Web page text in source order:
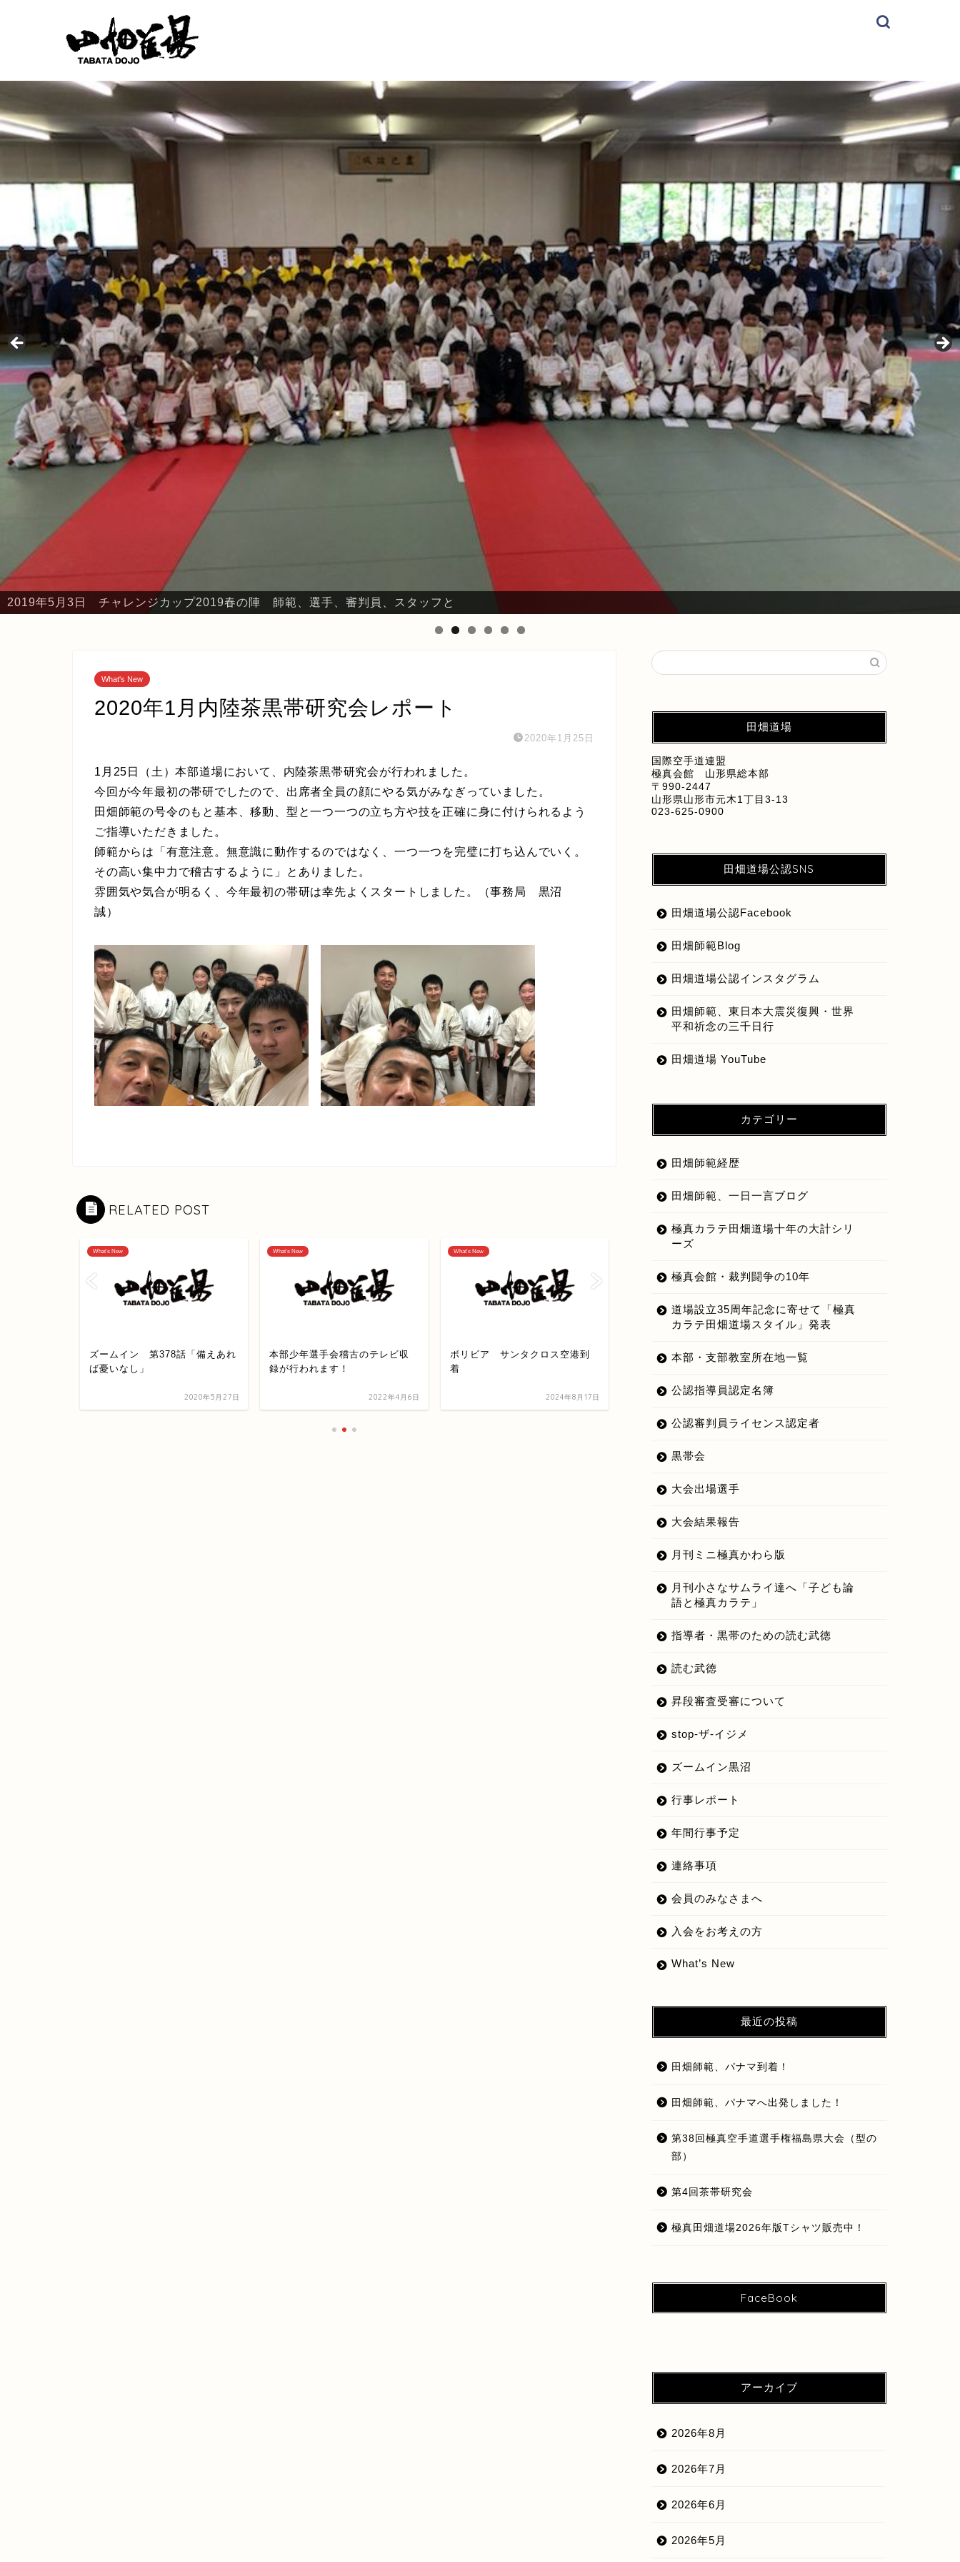
2019年5月3日 チャレンジカップ2019春の陣 師範、選手、審判員、スタッフと
2019年5月3日 チャレンジカップ2019春の陣 本部・鈴川
What's New
2020年1月内陸茶黒帯研究会レポート
2020年1月25日
1月25日（土）本部道場において、内陸茶黒帯研究会が行われました。
今回が今年最初の帯研でしたので、出席者全員の顔にやる気がみなぎっていました。
田畑師範の号令のもと基本、移動、型と一つ一つの立ち方や技を正確に身に付けられるよう
ご指導いただきました。
師範からは「有意注意。無意識に動作するのではなく、一つ一つを完璧に打ち込んでいく。
その高い集中力で稽古するように」とありました。
雰囲気や気合が明るく、今年最初の帯研は幸先よくスタートしました。（事務局 黒沼
誠）
RELATED POST
What's New
ズームイン 第378話「備えあれ
ば憂いなし」
2020年5月27日
What's New
本部少年選手会稽古のテレビ収
録が行われます！
2022年4月6日
What's New
ボリビア サンタクロス空港到
着
2024年8月17日
ズームイン 第378話「備えあれ
2020年5月27日
田畑道場
国際空手道連盟
極真会館 山形県総本部
〒990-2447
山形県山形市元木1丁目3-13
023-625-0900
田畑道場公認SNS
田畑道場公認Facebook
田畑師範Blog
田畑道場公認インスタグラム
田畑師範、東日本大震災復興・世界
平和祈念の三千日行
田畑道場 YouTube
カテゴリー
田畑師範経歴
田畑師範、一日一言ブログ
極真カラテ田畑道場十年の大計シリ
ーズ
極真会館・裁判闘争の10年
道場設立35周年記念に寄せて「極真
カラテ田畑道場スタイル」発表
本部・支部教室所在地一覧
公認指導員認定名簿
公認審判員ライセンス認定者
黒帯会
大会出場選手
大会結果報告
月刊ミニ極真かわら版
月刊小さなサムライ達へ「子ども論
語と極真カラテ」
指導者・黒帯のための読む武徳
読む武徳
昇段審査受審について
stop-ザ-イジメ
ズームイン黒沼
行事レポート
年間行事予定
連絡事項
会員のみなさまへ
入会をお考えの方
What’s New
最近の投稿
田畑師範、パナマ到着！
田畑師範、パナマへ出発しました！
第38回極真空手道選手権福島県大会（型の
部）
第4回茶帯研究会
極真田畑道場2026年版Tシャツ販売中！
FaceBook
アーカイブ
2026年8月
2026年7月
2026年6月
2026年5月